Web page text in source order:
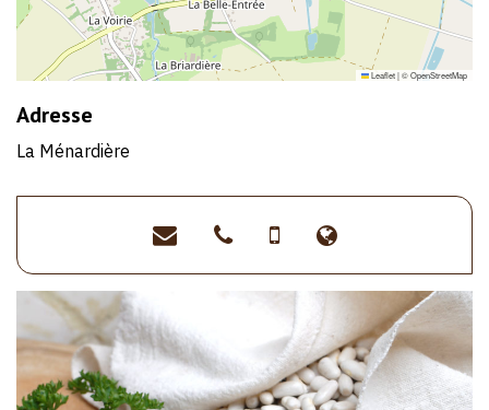
Leaflet|©OpenStreetMap
Adresse
La Ménardière
>02
51
77
>06
26
80
55
32
>https://